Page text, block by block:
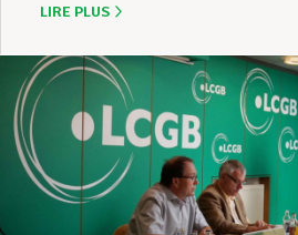
LIRE PLUS